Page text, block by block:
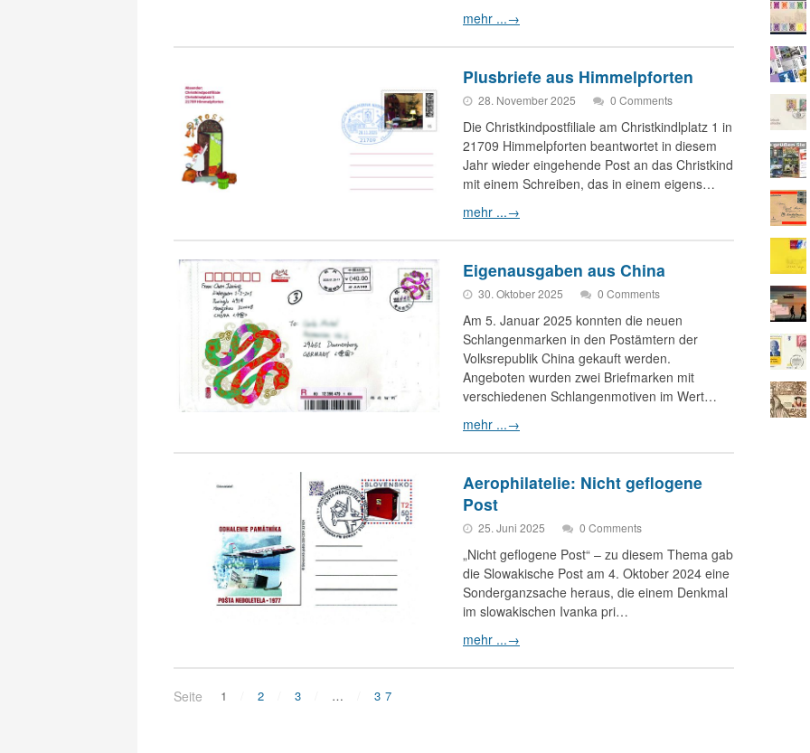
mehr ...→
Plusbriefe aus Himmelpforten
28. November 2025 0 Comments
Die Christkindpostfiliale am Christkindlplatz 1 in
21709 Himmelpforten beantwortet in diesem
Jahr wieder eingehende Post an das Christkind
mit einem Schreiben, das in einem eigens…
mehr ...→
Eigenausgaben aus China
30. Oktober 2025 0 Comments
Am 5. Januar 2025 konnten die neuen
Schlangenmarken in den Postämtern der
Volksrepublik China gekauft werden.
Angeboten wurden zwei Briefmarken mit
verschiedenen Schlangenmotiven im Wert…
mehr ...→
Aerophilatelie: Nicht geflogene
Post
25. Juni 2025 0 Comments
„Nicht geflogene Post“ – zu diesem Thema gab
die Slowakische Post am 4. Oktober 2024 eine
Sonderganzsache heraus, die einem Denkmal
im slowakischen Ivanka pri…
mehr ...→
Seite 1 2 3 … 37